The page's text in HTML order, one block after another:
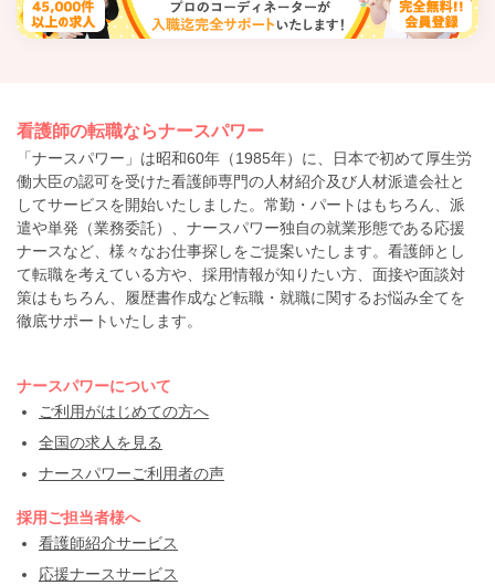
看護師の転職ならナースパワー
「ナースパワー」は昭和60年（1985年）に、日本で初めて厚生労
働大臣の認可を受けた看護師専門の人材紹介及び人材派遣会社と
してサービスを開始いたしました。常勤・パートはもちろん、派
遣や単発（業務委託）、ナースパワー独自の就業形態である応援
ナースなど、様々なお仕事探しをご提案いたします。看護師とし
て転職を考えている方や、採用情報が知りたい方、面接や面談対
策はもちろん、履歴書作成など転職・就職に関するお悩み全てを
徹底サポートいたします。
ナースパワーについて
ご利用がはじめての方へ
全国の求人を見る
ナースパワーご利用者の声
採用ご担当者様へ
看護師紹介サービス
応援ナースサービス